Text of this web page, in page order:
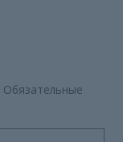
Обязательные